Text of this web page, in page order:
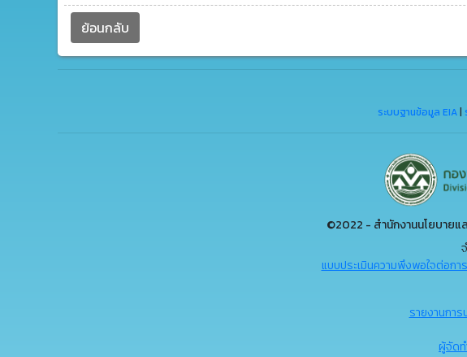
ย้อนกลับ
ระบบฐานข้อมูล EIA
©2022 - สำนักงานนโยบายแ
แบบประเมินความพึงพอใจต่อก
รายงานกา
ผู้จัดท